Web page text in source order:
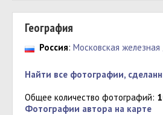
География
Россия: Московская железная
Найти все фотографии,
Общее количество фотографий:
Фотографии автора на карте